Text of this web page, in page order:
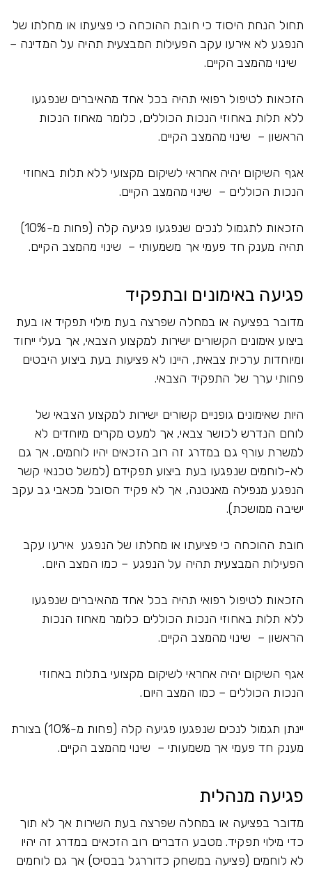
תחול הנחת היסוד כי חובת ההוכחה כי פציעתו או מחלתו של
הנפגע לא אירעו עקב הפעילות המבצעית תהיה על המדינה –
שינוי מהמצב הקיים.
הזכאות לטיפול רפואי תהיה בכל אחד מהאיברים שנפגעו
ללא תלות באחוזי הנכות הכוללים, כלומר מאחוז הנכות
הראשון – שינוי מהמצב הקיים.
אגף השיקום יהיה אחראי לשיקום מקצועי ללא תלות באחוזי
הנכות הכוללים – שינוי מהמצב הקיים.
הזכאות לתגמול לנכים שנפגעו פגיעה קלה (פחות מ-10%)
תהיה מענק חד פעמי אך משמעותי – שינוי מהמצב הקיים.
פגיעה באימונים ובתפקיד
מדובר בפציעה או במחלה שפרצה בעת מילוי תפקיד או בעת
ביצוע אימונים הקשורים ישירות למקצוע הצבאי, אך בעלי ייחוד
ומיוחדות ערכית צבאית, היינו לא פציעות בעת ביצוע היבטים
פחותי ערך של התפקיד הצבאי.
היות שאימונים גופניים קשורים ישירות למקצוע הצבאי של
לוחם הנדרש לכושר צבאי, אך למעט מקרים מיוחדים לא
למשרת עורף גם במדרג זה רוב הזכאים יהיו לוחמים, אך גם
לא-לוחמים שנפגעו בעת ביצוע תפקידם (למשל טכנאי קשר
הנפגע מנפילה מאנטנה, אך לא פקיד הסובל מכאבי גב עקב
ישיבה ממושכת).
חובת ההוכחה כי פציעתו או מחלתו של הנפגע אירעו עקב
הפעילות המבצעית תהיה על הנפגע – כמו המצב היום.
הזכאות לטיפול רפואי תהיה בכל אחד מהאיברים שנפגעו
ללא תלות באחוזי הנכות הכוללים כלומר מאחוז הנכות
הראשון – שינוי מהמצב הקיים.
אגף השיקום יהיה אחראי לשיקום מקצועי בתלות באחוזי
הנכות הכוללים – כמו המצב היום.
יינתן תגמול לנכים שנפגעו פגיעה קלה (פחות מ-10%) בצורת
מענק חד פעמי אך משמעותי – שינוי מהמצב הקיים.
פגיעה מנהלית
מדובר בפציעה או במחלה שפרצה בעת השירות אך לא תוך
כדי מילוי תפקיד. מטבע הדברים רוב הזכאים במדרג זה יהיו
לא לוחמים (פציעה במשחק כדוררגל בבסיס) אך גם לוחמים